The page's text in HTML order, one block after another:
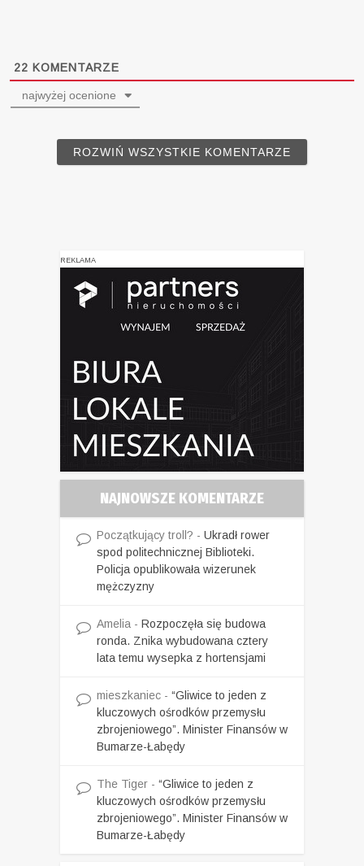
22 KOMENTARZE
najwyżej ocenione
ROZWIŃ WSZYSTKIE KOMENTARZE
REKLAMA
NAJNOWSZE KOMENTARZE
Początkujący troll? - Ukradł rower
spod politechnicznej Biblioteki.
Policja opublikowała wizerunek
mężczyzny
Amelia - Rozpoczęła się budowa
ronda. Znika wybudowana cztery
lata temu wysepka z hortensjami
mieszkaniec - “Gliwice to jeden z
kluczowych ośrodków przemysłu
zbrojeniowego”. Minister Finansów w
Bumarze-Łabędy
The Tiger - “Gliwice to jeden z
kluczowych ośrodków przemysłu
zbrojeniowego”. Minister Finansów w
Bumarze-Łabędy